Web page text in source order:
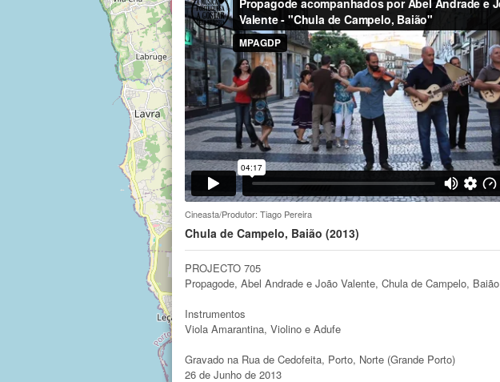
Cineasta/Produtor: Tiago Pereira
Chula de Campelo, Baião (2013)
PROJECTO 705
Propagode, Abel Andrade e João Valente, Chula de Campelo, Baião
Instrumentos
Viola Amarantina, Violino e Adufe
Gravado na Rua de Cedofeita, Porto, Norte (Grande Porto)
26 de Junho de 2013